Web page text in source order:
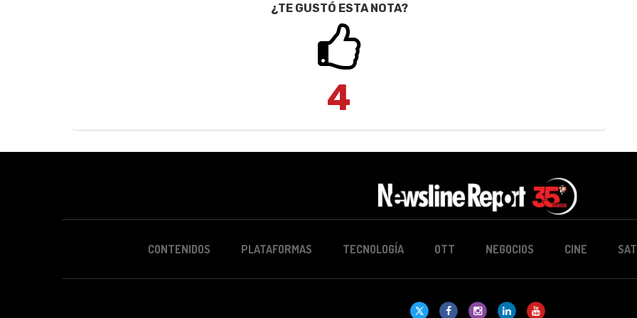
¿TE GUSTÓ ESTA NOTA?
4
CONTENIDOS PLATAFORMAS TECNOLOGÍA OTT NEGOCIOS CINE